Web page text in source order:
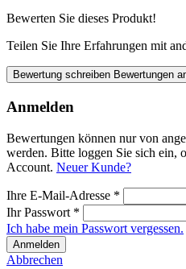
Bewerten Sie dieses Produkt!
Teilen Sie Ihre Erfahrungen mit
Bewertung schreiben Bewertungen
Anmelden
Bewertungen können nur von
werden. Bitte loggen Sie sich ein,
Account. Neuer Kunde?
Ihre E-Mail-Adresse *
Ihr Passwort *
Ich habe mein Passwort vergessen.
Anmelden
Abbrechen